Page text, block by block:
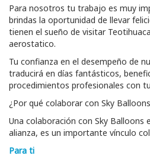
Para nosotros tu trabajo es muy
brindas la oportunidad de llevar
tienen el sueño de visitar
aerostatico.
Tu confianza en el desempeño de
traducirá en días fantásticos,
procedimientos profesionales con
¿Por qué colaborar con Sky
Una colaboración con Sky Balloons
alianza, es un importante vínculo
Para ti